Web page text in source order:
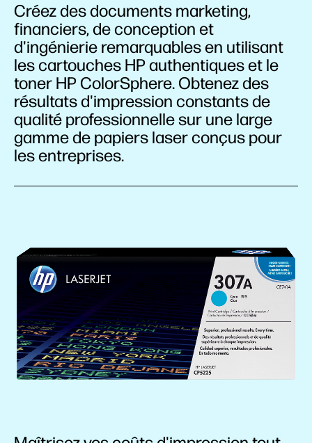
Créez des documents marketing,
financiers, de conception et
d'ingénierie remarquables en utilisant
les cartouches HP authentiques et le
toner HP ColorSphere. Obtenez des
résultats d'impression constants de
qualité professionnelle sur une large
gamme de papiers laser conçus pour
les entreprises.